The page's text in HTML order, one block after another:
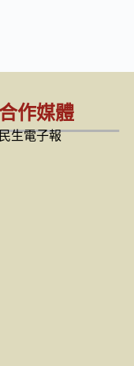
作媒體
生電子報